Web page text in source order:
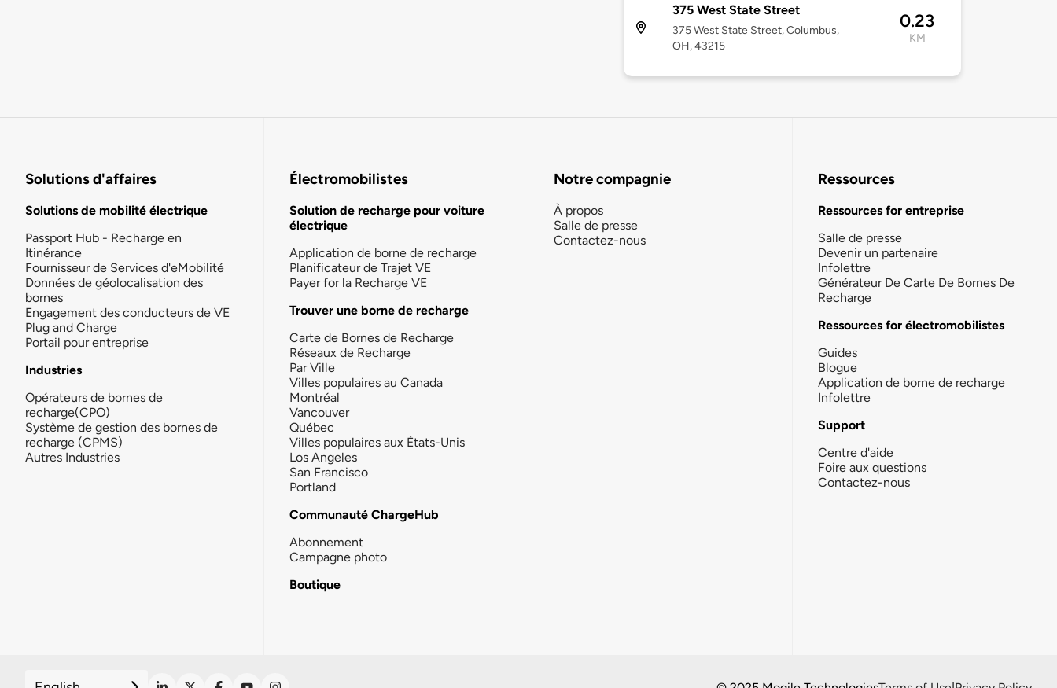
375 West State Street
375 West State Street, Columbus,
OH, 43215
0.23
KM
Solutions d'affaires
Solutions de mobilité électrique
Passport Hub - Recharge en
Itinérance
Fournisseur de Services d'eMobilité
Données de géolocalisation des
bornes
Engagement des conducteurs de VE
Plug and Charge
Portail pour entreprise
Industries
Opérateurs de bornes de
recharge(CPO)
Système de gestion des bornes de
recharge (CPMS)
Autres Industries
Électromobilistes
Solution de recharge pour voiture
électrique
Application de borne de recharge
Planificateur de Trajet VE
Payer for la Recharge VE
Trouver une borne de recharge
Carte de Bornes de Recharge
Réseaux de Recharge
Par Ville
Villes populaires au Canada
Montréal
Vancouver
Québec
Villes populaires aux États-Unis
Los Angeles
San Francisco
Portland
Communauté ChargeHub
Abonnement
Campagne photo
Boutique
Notre compagnie
À propos
Salle de presse
Contactez-nous
Ressources
Ressources for entreprise
Salle de presse
Devenir un partenaire
Infolettre
Générateur De Carte De Bornes De
Recharge
Ressources for électromobilistes
Guides
Blogue
Application de borne de recharge
Infolettre
Support
Centre d'aide
Foire aux questions
Contactez-nous